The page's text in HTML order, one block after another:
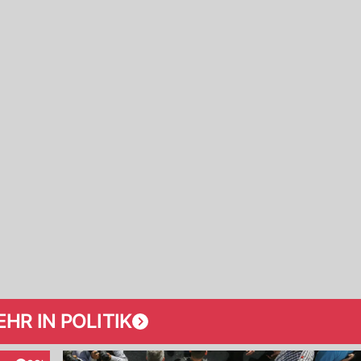
IN POLITIK